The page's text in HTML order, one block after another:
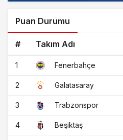
Puan Durumu
# Takım Adı
1 Fenerbahçe
2 Galatasaray
3 Trabzonspor
4 Beşiktaş